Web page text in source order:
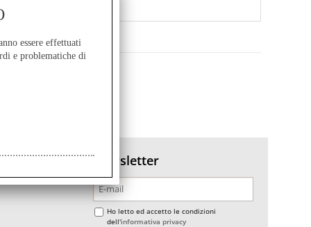
Newsletter
Ho letto ed accetto le condizioni
dell'informativa privacy
essere effettuati
e problematiche di